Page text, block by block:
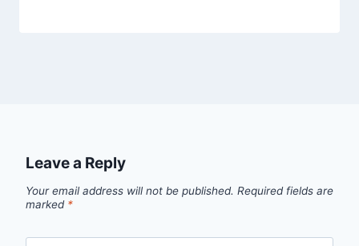
Leave a Reply
Your email address will not be published. Required fields are
marked *